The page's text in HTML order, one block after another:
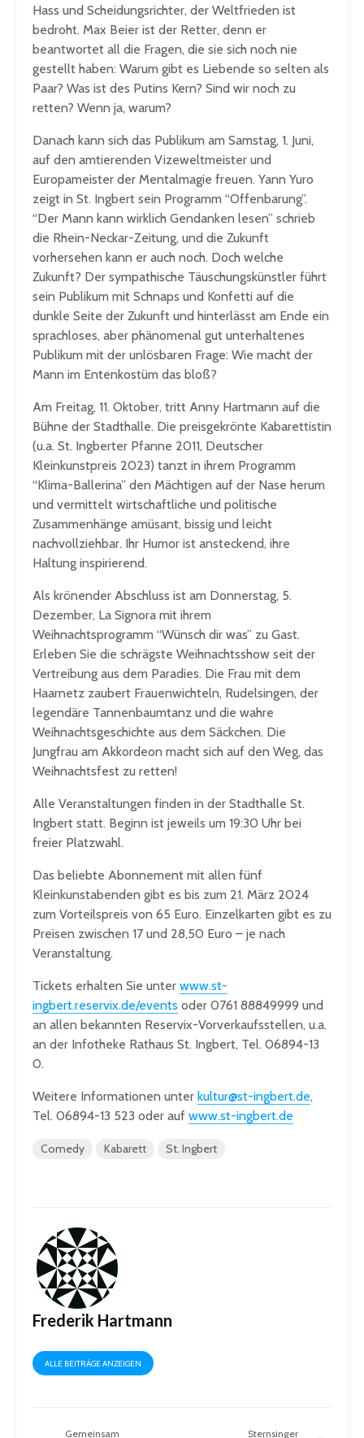
Hass und Scheidungsrichter, der Weltfrieden ist
bedroht. Max Beier ist der Retter, denn er
beantwortet all die Fragen, die sie sich noch nie
gestellt haben: Warum gibt es Liebende so selten als
Paar? Was ist des Putins Kern? Sind wir noch zu
retten? Wenn ja, warum?
Danach kann sich das Publikum am Samstag, 1. Juni,
auf den amtierenden Vizeweltmeister und
Europameister der Mentalmagie freuen. Yann Yuro
zeigt in St. Ingbert sein Programm “Offenbarung”.
“Der Mann kann wirklich Gendanken lesen” schrieb
die Rhein-Neckar-Zeitung, und die Zukunft
vorhersehen kann er auch noch. Doch welche
Zukunft? Der sympathische Täuschungskünstler führt
sein Publikum mit Schnaps und Konfetti auf die
dunkle Seite der Zukunft und hinterlässt am Ende ein
sprachloses, aber phänomenal gut unterhaltenes
Publikum mit der unlösbaren Frage: Wie macht der
Mann im Entenkostüm das bloß?
Am Freitag, 11. Oktober, tritt Anny Hartmann auf die
Bühne der Stadthalle. Die preisgekrönte Kabarettistin
(u.a. St. Ingberter Pfanne 2011, Deutscher
Kleinkunstpreis 2023) tanzt in ihrem Programm
“Klima-Ballerina” den Mächtigen auf der Nase herum
und vermittelt wirtschaftliche und politische
Zusammenhänge amüsant, bissig und leicht
nachvollziehbar. Ihr Humor ist ansteckend, ihre
Haltung inspirierend.
Als krönender Abschluss ist am Donnerstag, 5.
Dezember, La Signora mit ihrem
Weihnachtsprogramm “Wünsch dir was” zu Gast.
Erleben Sie die schrägste Weihnachtsshow seit der
Vertreibung aus dem Paradies. Die Frau mit dem
Haarnetz zaubert Frauenwichteln, Rudelsingen, der
legendäre Tannenbaumtanz und die wahre
Weihnachtsgeschichte aus dem Säckchen. Die
Jungfrau am Akkordeon macht sich auf den Weg, das
Weihnachtsfest zu retten!
Alle Veranstaltungen finden in der Stadthalle St.
Ingbert statt. Beginn ist jeweils um 19:30 Uhr bei
freier Platzwahl.
Das beliebte Abonnement mit allen fünf
Kleinkunstabenden gibt es bis zum 21. März 2024
zum Vorteilspreis von 65 Euro. Einzelkarten gibt es zu
Preisen zwischen 17 und 28,50 Euro – je nach
Veranstaltung.
Tickets erhalten Sie unter www.st-
ingbert.reservix.de/events oder 0761 88849999 und
an allen bekannten Reservix-Vorverkaufsstellen, u.a.
an der Infotheke Rathaus St. Ingbert, Tel. 06894-13
0.
Weitere Informationen unter kultur@st-ingbert.de,
Tel. 06894-13 523 oder auf www.st-ingbert.de
Comedy Kabarett St. Ingbert
Frederik Hartmann
ALLE BEITRÄGE ANZEIGEN
Gemeinsam Sternsinger